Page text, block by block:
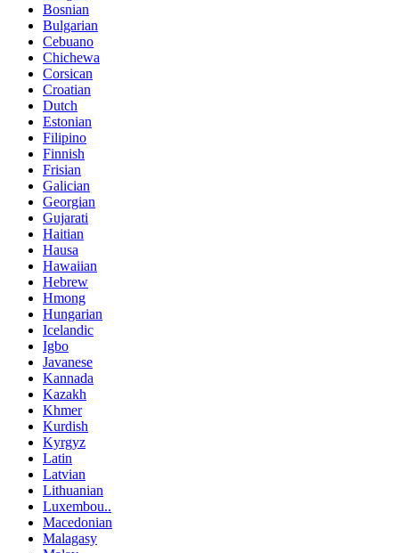
Bosnian
Bulgarian
Cebuano
Chichewa
Corsican
Croatian
Dutch
Estonian
Filipino
Finnish
Frisian
Galician
Georgian
Gujarati
Haitian
Hausa
Hawaiian
Hebrew
Hmong
Hungarian
Icelandic
Igbo
Javanese
Kannada
Kazakh
Khmer
Kurdish
Kyrgyz
Latin
Latvian
Lithuanian
Luxembou..
Macedonian
Malagasy